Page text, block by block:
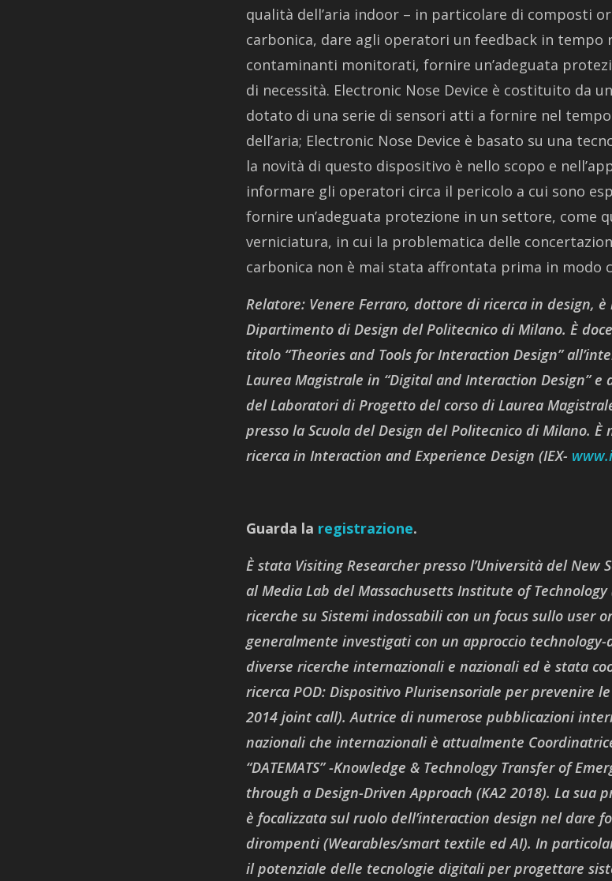
qualità dell’aria indoor – in particolare di composti
carbonica, dare agli operatori un feedback in tempo
contaminanti monitorati, fornire un’adeguata
di necessità. Electronic Nose Device è costituito da
dotato di una serie di sensori atti a fornire nel
dell’aria; Electronic Nose Device è basato su una
la novità di questo dispositivo è nello scopo e
informare gli operatori circa il pericolo a cui sono
fornire un’adeguata protezione in un settore, come
verniciatura, in cui la problematica delle
carbonica non è mai stata affrontata prima in modo
Relatore: Venere Ferraro, dottore di ricerca in design, è
Dipartimento di Design del Politecnico di Milano. È
titolo “Theories and Tools for Interaction Design”
Laurea Magistrale in “Digital and Interaction Design”
del Laboratori di Progetto del corso di Laurea
presso la Scuola del Design del Politecnico di Milano.
ricerca in Interaction and Experience Design (IEX-
Guarda la registrazione.
È stata Visiting Researcher presso l’Università del New
al Media Lab del Massachusetts Institute of
ricerche su Sistemi indossabili con un focus sullo user
generalmente investigati con un approccio
diverse ricerche internazionali e nazionali ed è stata
ricerca POD: Dispositivo Plurisensoriale per prevenire
2014 joint call). Autrice di numerose pubblicazioni
nazionali che internazionali è attualmente
“DATEMATS” -Knowledge & Technology Transfer of
through a Design-Driven Approach (KA2 2018). La sua
è focalizzata sul ruolo dell’interaction design nel dare
dirompenti (Wearables/smart textile ed AI). In
il potenziale delle tecnologie digitali per progettare